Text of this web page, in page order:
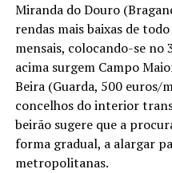
Miranda do Douro
rendas mais baixas de
mensais, colocando-se no
acima surgem Campo
Beira (Guarda, 500 euros/
concelhos do interior
beirão sugere que a
forma gradual, a alargar
metropolitanas.